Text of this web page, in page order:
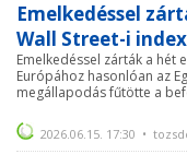
Emelkedéssel
Wall Street-i
Emelkedéssel zárták a hét
Európához hasonlóan az
megállapodás fűtötte a
2026.06.15. 17:30 •